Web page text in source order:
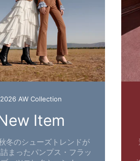
2026 AW Collection
Item
冬のシューズトレンドが
まったパンプス・フラッ